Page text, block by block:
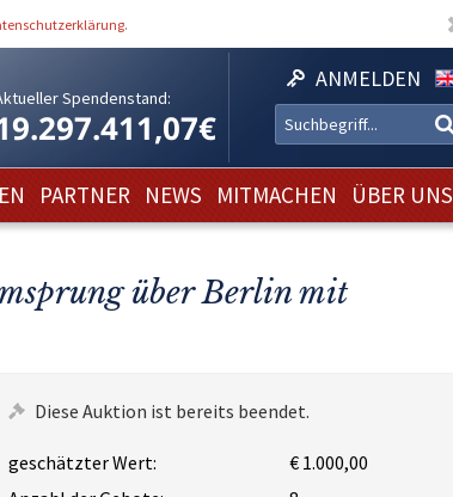
.
Spendenstand:
ANMELDEN
PARTNER NEWS MITMACHEN ÜBER UNS
über Berlin mit
Diese Auktion ist bereits beendet.
geschätzter Wert:
€ 1.000,00